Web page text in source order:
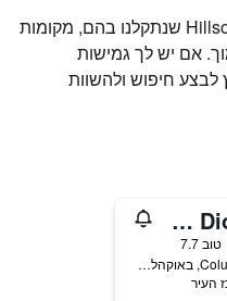
מבין המלונות בקרבת Hillsong Church שנתקלנו בהם, מקומות
אם יש לך גמישות
לבצע חיפוש ולהשוות
Visy Dior Hotel
טוב 7.7
1 Columbia Court, באוקהלם הילס, NSW, אוסטרליה